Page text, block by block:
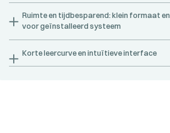
Ruimte en tijdbesparend: klein formaat en
voor geïnstalleerd systeem
Korte leercurve en intuïtieve interface